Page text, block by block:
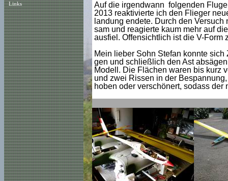
Links
Auf die irgendwann folgenden
2013 reaktivierte ich den Flieger
landung endete. Durch den
sam und reagierte kaum mehr auf
ausfiel. Offensichtlich ist die V-Form
Mein lieber Sohn Stefan konnte
gen und schließlich den Ast
Modell. Die Flächen waren bis kurz
und zwei Rissen in der
hoben oder verschönert, sodass der